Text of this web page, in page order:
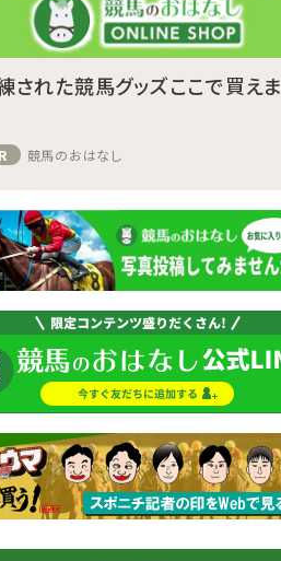
された競馬グッズここで買えま
競馬のおはなし